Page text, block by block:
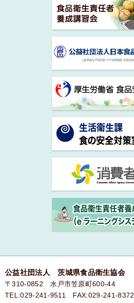
公益社団法人 茨城県食品衛生協会
〒310-0852 水戸市笠原町600-44
TEL:029-241-9511 FAX:029-241-8372